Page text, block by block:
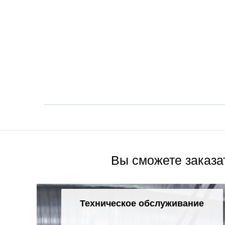
Вы сможете
Техническое обслуживание